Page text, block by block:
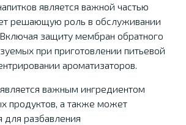
является важной частью
решающую роль в обслуживании
защиту мембран обратного
при приготовлении питьевой
ароматизаторов.
важным ингредиентом
продуктов, а также может
для разбавления